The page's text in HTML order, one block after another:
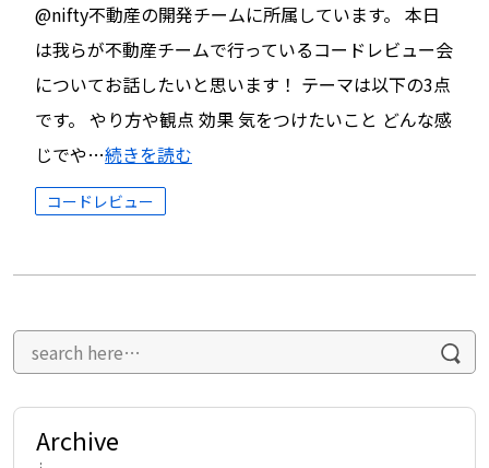
@nifty不動産の開発チームに所属しています。 本日
は我らが不動産チームで行っているコードレビュー会
についてお話したいと思います！ テーマは以下の3点
です。 やり方や観点 効果 気をつけたいこと どんな感
じでや…続きを読む
コードレビュー
Archive